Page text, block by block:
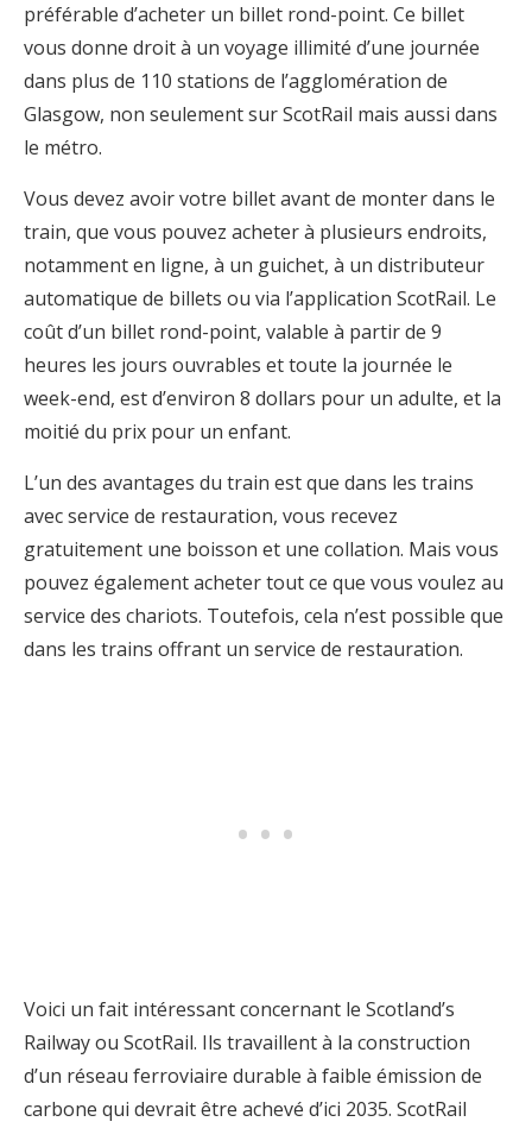
préférable d’acheter un billet rond-point. Ce billet
vous donne droit à un voyage illimité d’une journée
dans plus de 110 stations de l’agglomération de
Glasgow, non seulement sur ScotRail mais aussi dans
le métro.
Vous devez avoir votre billet avant de monter dans le
train, que vous pouvez acheter à plusieurs endroits,
notamment en ligne, à un guichet, à un distributeur
automatique de billets ou via l’application ScotRail. Le
coût d’un billet rond-point, valable à partir de 9
heures les jours ouvrables et toute la journée le
week-end, est d’environ 8 dollars pour un adulte, et la
moitié du prix pour un enfant.
L’un des avantages du train est que dans les trains
avec service de restauration, vous recevez
gratuitement une boisson et une collation. Mais vous
pouvez également acheter tout ce que vous voulez au
service des chariots. Toutefois, cela n’est possible que
dans les trains offrant un service de restauration.
Voici un fait intéressant concernant le Scotland’s
Railway ou ScotRail. Ils travaillent à la construction
d’un réseau ferroviaire durable à faible émission de
carbone qui devrait être achevé d’ici 2035. ScotRail